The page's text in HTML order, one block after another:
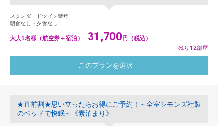
スタンダードツイン禁煙
朝食なし・夕食なし
大人1名様（航空券＋宿泊） 31,700円（税込）
残り12部屋
★直前割★思い立ったらお得にご予約！～全室シモンズ社製
のベッドで快眠～《素泊まり》